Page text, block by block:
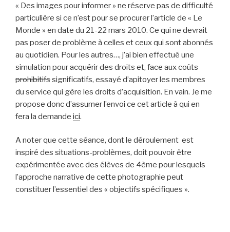
« Des images pour informer » ne réserve pas de difficulté
particulière si ce n’est pour se procurer l’article de « Le
Monde » en date du 21-22 mars 2010. Ce qui ne devrait
pas poser de problème à celles et ceux qui sont abonnés
au quotidien. Pour les autres…, j’ai bien effectué une
simulation pour acquérir des droits et, face aux coûts
prohibitifssignificatifs, essayé d’apitoyer les membres
du service qui gère les droits d’acquisition. En vain. Je me
propose donc d’assumer l’envoi ce cet article à qui en
fera la demande ici.
A noter que cette séance, dont le déroulement est
inspiré des situations-problèmes, doit pouvoir être
expérimentée avec des élèves de 4ème pour lesquels
l’approche narrative de cette photographie peut
constituer l’essentiel des « objectifs spécifiques ».